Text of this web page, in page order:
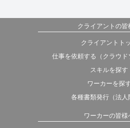
クライアントの皆
クライアントト
仕事を依頼する（クラウド
スキルを探す
ワーカーを探
各種書類発行（法人
ワーカーの皆様